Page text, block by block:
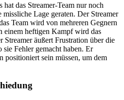
hat das Streamer-Team nur noch
Lage geraten. Der Streamer
Team wird von mehreren Gegnern
einem heftigen Kampf wird das
Streamer äußert Frustration über die
Fehler gemacht haben. Er
positioniert sein müssen, um dem